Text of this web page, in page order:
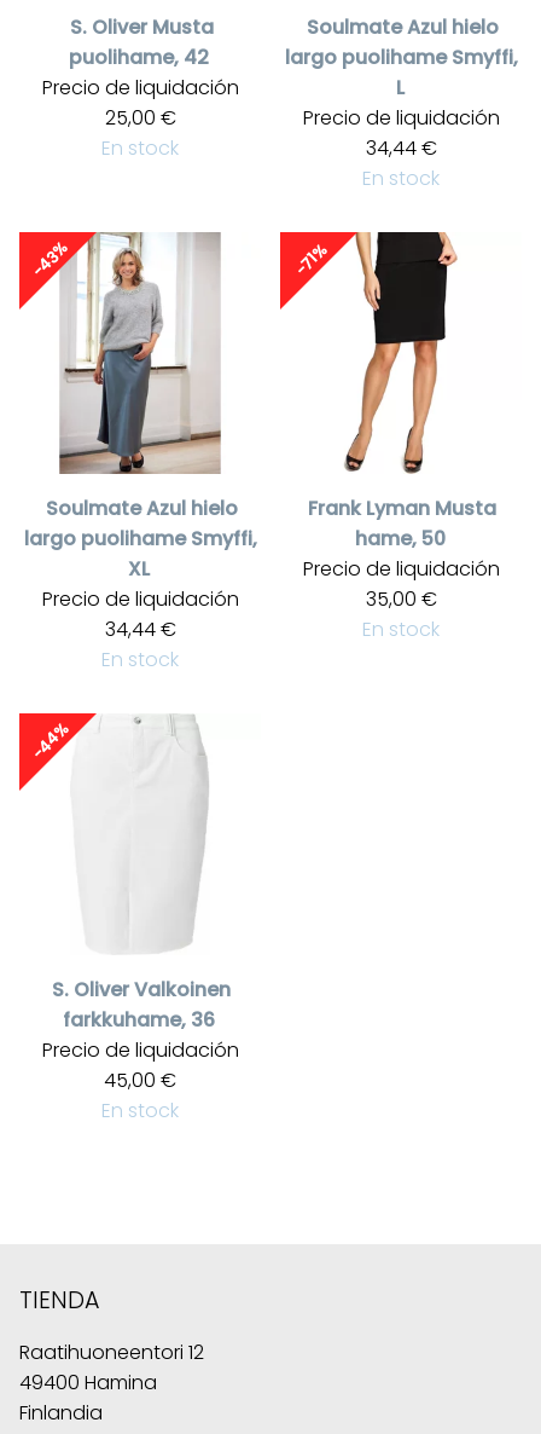
S. Oliver Musta
puolihame, 42
Precio de liquidación
25,00 €
En stock
SoulmateAzul hielo
largo puolihame Smyffi,
L
Precio de liquidación
34,44 €
En stock
-43%
SoulmateAzul hielo
largo puolihame Smyffi,
XL
Precio de liquidación
34,44 €
En stock
-71%
Frank Lyman Musta
hame, 50
Precio de liquidación
35,00 €
En stock
-44%
S. OliverValkoinen
farkkuhame, 36
Precio de liquidación
45,00 €
En stock
TIENDA
Raatihuoneentori 12
49400 Hamina
Finlandia